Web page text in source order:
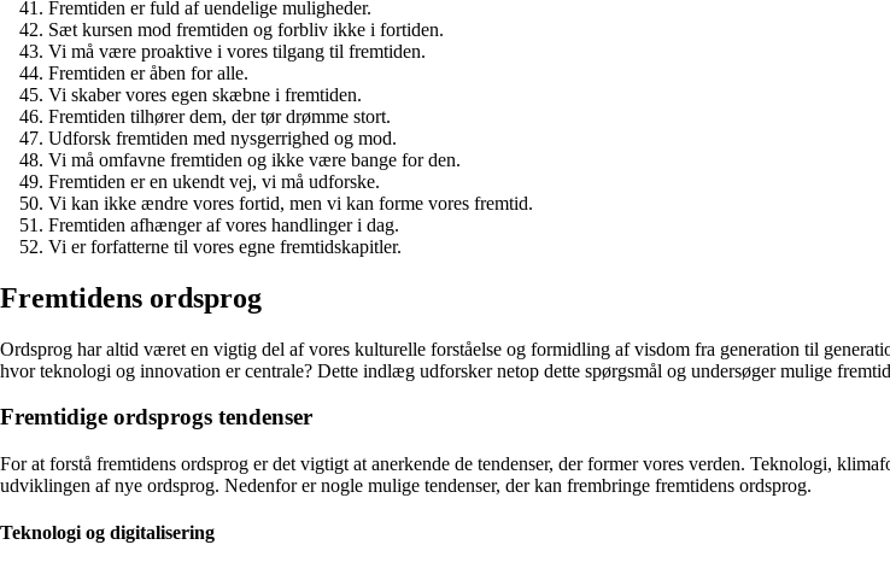
Fremtiden er fuld af uendelige muligheder.
Sæt kursen mod fremtiden og forbliv ikke i fortiden.
Vi må være proaktive i vores tilgang til fremtiden.
Fremtiden er åben for alle.
Vi skaber vores egen skæbne i fremtiden.
Fremtiden tilhører dem, der tør drømme stort.
Udforsk fremtiden med nysgerrighed og mod.
Vi må omfavne fremtiden og ikke være bange for den.
Fremtiden er en ukendt vej, vi må udforske.
Vi kan ikke ændre vores fortid, men vi kan forme vores fremtid.
Fremtiden afhænger af vores handlinger i dag.
Vi er forfatterne til vores egne fremtidskapitler.
Fremtidens ordsprog
Ordsprog har altid været en vigtig del af vores kulturelle forståelse og formidling af visdom fra generation til
hvor teknologi og innovation er centrale? Dette indlæg udforsker netop dette spørgsmål og undersøger mulige
Fremtidige ordsprogs tendenser
For at forstå fremtidens ordsprog er det vigtigt at anerkende de tendenser, der former vores verden. Teknologi,
udviklingen af nye ordsprog. Nedenfor er nogle mulige tendenser, der kan frembringe fremtidens ordsprog.
Teknologi og digitalisering